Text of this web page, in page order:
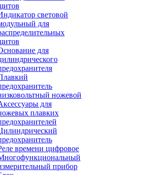
световой
для
для
ножевой
для
плавких
времени цифровое
прибор